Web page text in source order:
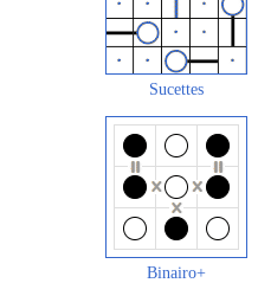
Sucettes
Binairo+